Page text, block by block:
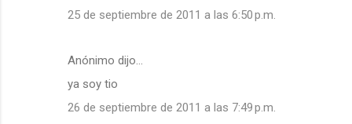
25 de septiembre de 2011 a las 6:50 p.m.
Anónimo dijo…
ya soy tio
26 de septiembre de 2011 a las 7:49 p.m.